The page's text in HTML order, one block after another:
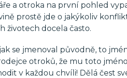
a otroka na první pohled
prostě jde o jakýkoliv
životech docela často.
se jmenoval původně, to
otroků, že mu toto
v každou chvíli! Dělá čest